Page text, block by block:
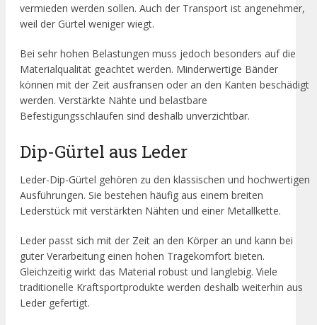
vermieden werden sollen. Auch der Transport ist angenehmer,
weil der Gürtel weniger wiegt.
Bei sehr hohen Belastungen muss jedoch besonders auf die
Materialqualität geachtet werden. Minderwertige Bänder
können mit der Zeit ausfransen oder an den Kanten beschädigt
werden. Verstärkte Nähte und belastbare
Befestigungsschlaufen sind deshalb unverzichtbar.
Dip-Gürtel aus Leder
Leder-Dip-Gürtel gehören zu den klassischen und hochwertigen
Ausführungen. Sie bestehen häufig aus einem breiten
Lederstück mit verstärkten Nähten und einer Metallkette.
Leder passt sich mit der Zeit an den Körper an und kann bei
guter Verarbeitung einen hohen Tragekomfort bieten.
Gleichzeitig wirkt das Material robust und langlebig. Viele
traditionelle Kraftsportprodukte werden deshalb weiterhin aus
Leder gefertigt.